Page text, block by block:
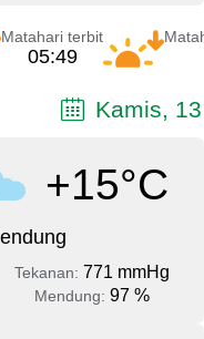
Matahari terbit
05:49
Kamis,
+15°C
Tekanan: 771 mmHg
Mendung: 97 %